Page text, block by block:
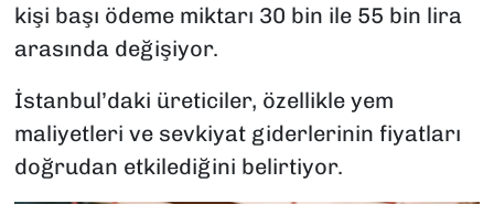
kişi başı ödeme miktarı 30 bin ile 55 bin lira
arasında değişiyor.
İstanbul’daki üreticiler, özellikle yem
maliyetleri ve sevkiyat giderlerinin fiyatları
doğrudan etkilediğini belirtiyor.